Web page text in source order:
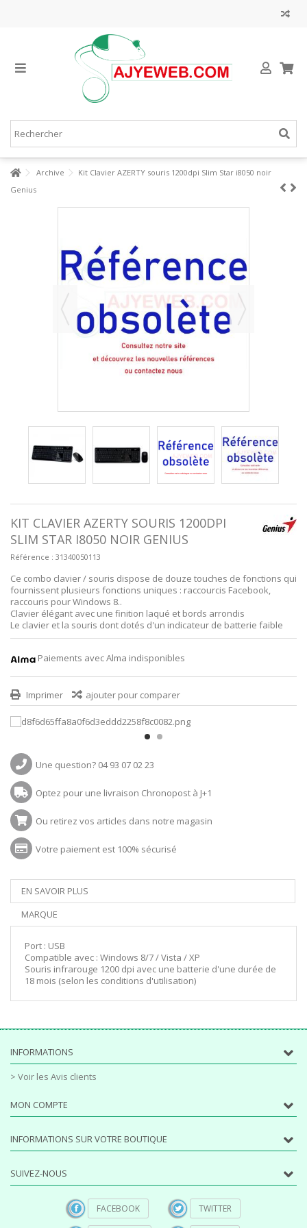
Archive
Kit Clavier AZERTY souris 1200dpi Slim Star i8050 noir
Genius
KIT CLAVIER AZERTY SOURIS 1200DPI
SLIM STAR I8050 NOIR GENIUS
Référence : 31340050113
Ce combo clavier / souris dispose de douze touches de fonctions qui
fournissent plusieurs fonctions uniques : raccourcis Facebook,
raccouris pour Windows 8..
Clavier élégant avec une finition laqué et bords arrondis
Le clavier et la souris dont dotés d'un indicateur de batterie faible
Paiements avec Alma indisponibles
Imprimer ajouter pour comparer
Une question? 04 93 07 02 23
Optez pour une livraison Chronopost à J+1
Ou retirez vos articles dans notre magasin
Votre paiement est 100% sécurisé
EN SAVOIR PLUS
MARQUE
Port : USB
Compatible avec : Windows 8/7 / Vista / XP
Souris infrarouge 1200 dpi avec une batterie d'une durée de
18 mois (selon les conditions d'utilisation)
INFORMATIONS
> Voir les Avis clients
MON COMPTE
INFORMATIONS SUR VOTRE BOUTIQUE
SUIVEZ-NOUS
FACEBOOK TWITTER